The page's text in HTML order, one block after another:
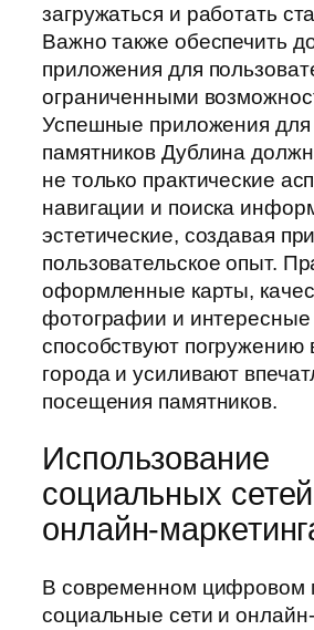
загружаться и работать
Важно также обеспечить
приложения для
ограниченными
Успешные приложения для
памятников Дублина
не только практические
навигации и поиска
эстетические, создавая
пользовательское опыт.
оформленные карты,
фотографии и интересные
способствуют
города и усиливают
посещения памятников.
Использование
социальных
онлайн-
В современном цифровом
социальные сети и